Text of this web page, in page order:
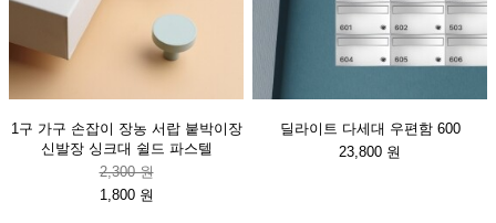
1구 가구 손잡이 장농 서랍 붙박이장
신발장 싱크대 쉴드 파스텔
2,300 원
1,800 원
딜라이트 다세대 우편함 600
23,800 원